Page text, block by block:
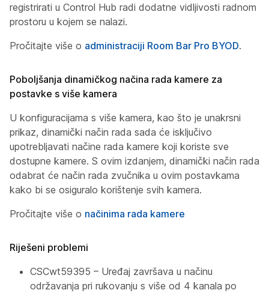
registrirati u Control Hub radi dodatne vidljivosti radnom
prostoru u kojem se nalazi.
Pročitajte više o administraciji Room Bar Pro BYOD.
Poboljšanja dinamičkog načina rada kamere za
postavke s više kamera
U konfiguracijama s više kamera, kao što je unakrsni
prikaz, dinamički način rada sada će isključivo
upotrebljavati načine rada kamere koji koriste sve
dostupne kamere. S ovim izdanjem, dinamički način rada
odabrat će način rada zvučnika u ovim postavkama
kako bi se osiguralo korištenje svih kamera.
Pročitajte više o načinima rada kamere
Riješeni problemi
CSCwt59395 – Uređaj završava u načinu
održavanja pri rukovanju s više od 4 kanala po